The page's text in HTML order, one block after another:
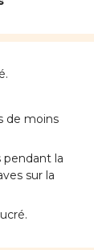
de moins
pendant la
sur la